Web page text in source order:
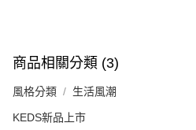
商品相關分類 (3)
風格分類 生活風潮
KEDS新品上市